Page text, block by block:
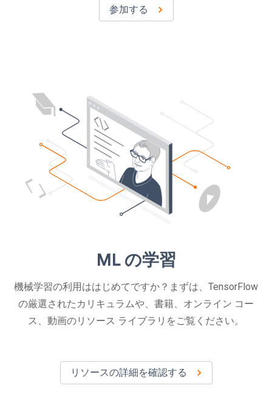
参加する
ML の学習
機械学習の利用ははじめてですか？まずは、TensorFlow
の厳選されたカリキュラムや、書籍、オンライン コー
ス、動画のリソース ライブラリをご覧ください。
リソースの詳細を確認する